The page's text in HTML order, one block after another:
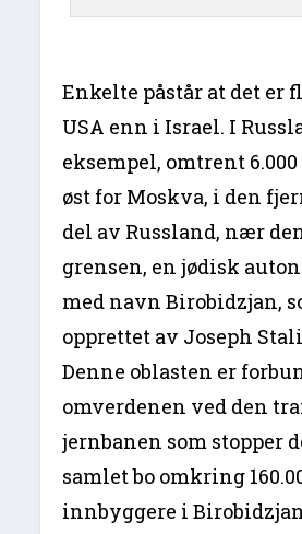
Enkelte påstår at det er
USA enn i Israel. I
eksempel, omtrent
øst for Moskva, i den
del av Russland, nær
grensen, en jødisk
med navn Birobidzjan,
opprettet av Joseph
Denne oblasten er
omverdenen ved den
jernbanen som stopper
samlet bo omkring
innbyggere i